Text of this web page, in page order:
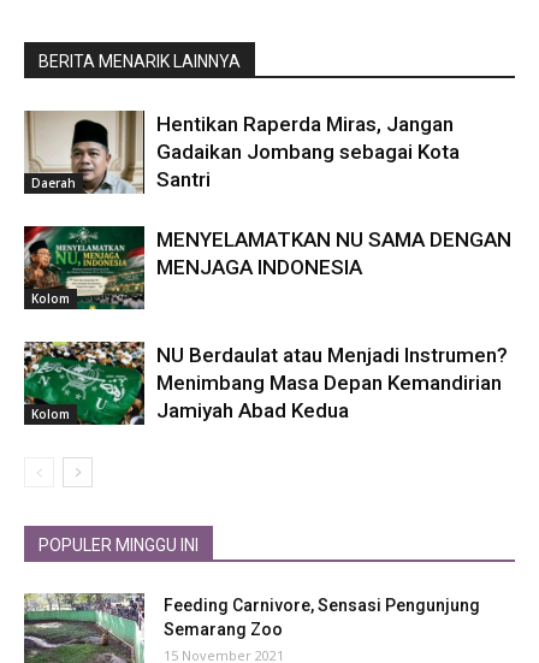
BERITA MENARIK LAINNYA
Daerah
Hentikan Raperda Miras, Jangan
Gadaikan Jombang sebagai Kota
Santri
Kolom
MENYELAMATKAN NU SAMA DENGAN
MENJAGA INDONESIA
Kolom
NU Berdaulat atau Menjadi Instrumen?
Menimbang Masa Depan Kemandirian
Jamiyah Abad Kedua
POPULER MINGGU INI
Feeding Carnivore, Sensasi Pengunjung
Semarang Zoo
15 November 2021